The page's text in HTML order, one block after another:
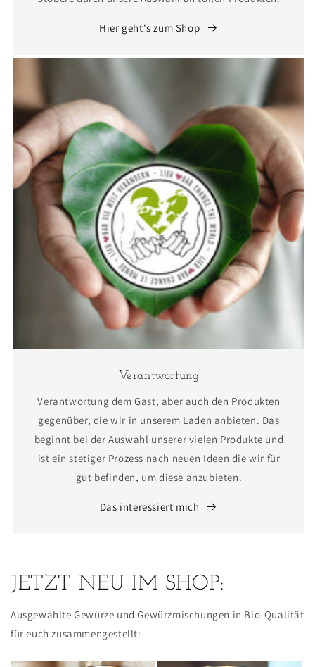
Hier geht's zum Shop
Verantwortung
Verantwortung dem Gast, aber auch den Produkten
gegenüber, die wir in unserem Laden anbieten. Das
beginnt bei der Auswahl unserer vielen Produkte und
ist ein stetiger Prozess nach neuen Ideen die wir für
gut befinden, um diese anzubieten.
Das interessiert mich
JETZT NEU IM SHOP:
Ausgewählte Gewürze und Gewürzmischungen in Bio-Qualität
für euch zusammengestellt: